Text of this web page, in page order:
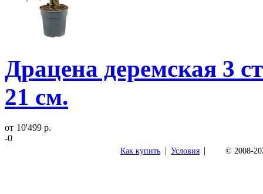
Драцена деремская 3
21 см.
от 10'499 р.
-0
Как купить | Условия | © 2008-